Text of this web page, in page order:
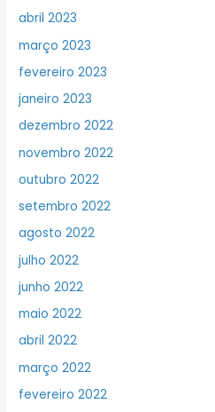
abril 2023
março 2023
fevereiro 2023
janeiro 2023
dezembro 2022
novembro 2022
outubro 2022
setembro 2022
agosto 2022
julho 2022
junho 2022
maio 2022
abril 2022
março 2022
fevereiro 2022